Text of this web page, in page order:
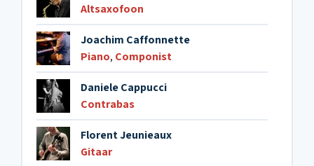
Altsaxofoon
Joachim Caffonnette
Piano, Componist
Daniele Cappucci
Contrabas
Florent Jeunieaux
Gitaar